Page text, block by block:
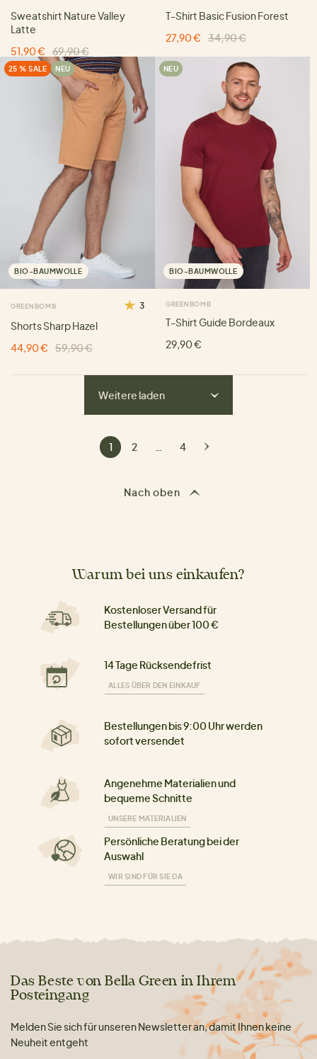
Sweatshirt Nature Valley
Latte
51,90 €
69,90 €
T-Shirt Basic Fusion Forest
27,90 €
34,90 €
25 % SALE NEU
BIO-BAUMWOLLE
GREENBOMB 3
Shorts Sharp Hazel
44,90 €
59,90 €
NEU
BIO-BAUMWOLLE
GREENBOMB
T-Shirt Guide Bordeaux
29,90 €
Nach oben
Weitere laden
1 2 4
Warum bei uns einkaufen?
Kostenloser Versand für
Bestellungen über 100 €
14 Tage Rücksendefrist
ALLES ÜBER DEN EINKAUF
Bestellungen bis 9:00 Uhr werden
sofort versendet
Angenehme Materialien und
bequeme Schnitte
UNSERE MATERIALIEN
Persönliche Beratung bei der
Auswahl
WIR SIND FÜR SIE DA
Das Beste von Bella Green in Ihrem
Posteingang
Melden Sie sich für unseren Newsletter an, damit Ihnen keine
Neuheit entgeht